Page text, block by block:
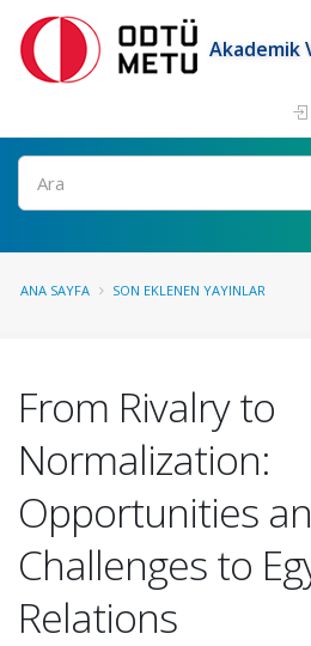
Akademik
Ara
ANA SAYFA SON EKLENEN YAYINLAR
From Rivalry to
Normalization:
Opportunities
Challenges to
Relations